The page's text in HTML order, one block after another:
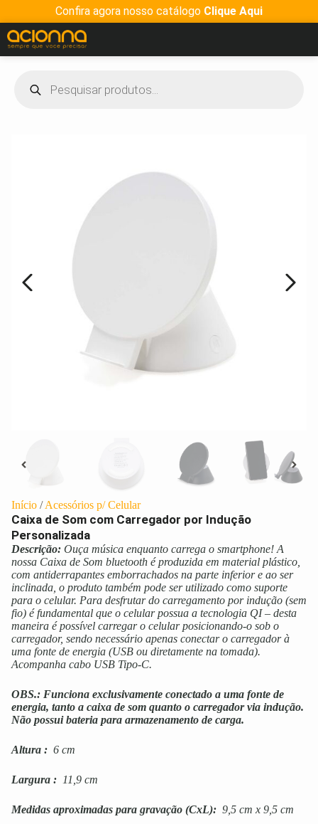
Confira agora nosso catálogo Clique Aqui
Início /Acessórios p/ Celular
Caixa de Som com Carregador por Indução
Personalizada
Descrição: Ouça música enquanto carrega o smartphone! A
nossa Caixa de Som bluetooth é produzida em material plástico,
com antiderrapantes emborrachados na parte inferior e ao ser
inclinada, o produto também pode ser utilizado como suporte
para o celular. Para desfrutar do carregamento por indução (sem
fio) é fundamental que o celular possua a tecnologia QI – desta
maneira é possível carregar o celular posicionando-o sob o
carregador, sendo necessário apenas conectar o carregador à
uma fonte de energia (USB ou diretamente na tomada).
Acompanha cabo USB Tipo-C.
OBS.: Funciona exclusivamente conectado a uma fonte de
energia, tanto a caixa de som quanto o carregador via indução.
Não possui bateria para armazenamento de carga.
Altura : 6 cm
Largura : 11,9 cm
Medidas aproximadas para gravação (CxL): 9,5 cm x 9,5 cm